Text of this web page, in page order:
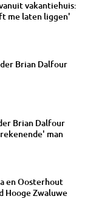
vakantiehuis:
me laten liggen'
Brian Dalfour
Brian Dalfour
man
en Oosterhout
Hooge Zwaluwe